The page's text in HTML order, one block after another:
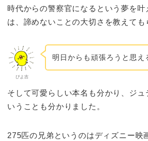
時代からの警察官になるという夢を叶
は、諦めないことの大切さを教えても
ぴよ吉
明日からも頑張ろうと思え
そして可愛らしい本名も分かり、ジュ
いうことも分かりました。
275匹の兄弟というのはディズニー映